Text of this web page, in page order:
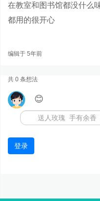
在教室和图书馆都没什么
都用的很开心
编辑于 5年前
共 0 条想法
😊
登录